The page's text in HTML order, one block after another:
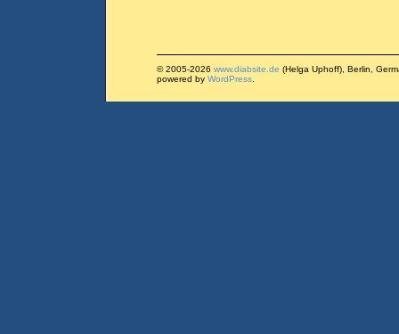
© 2005-2026 www.diabsite.de (Helga Uphoff), Berlin,
powered by WordPress.